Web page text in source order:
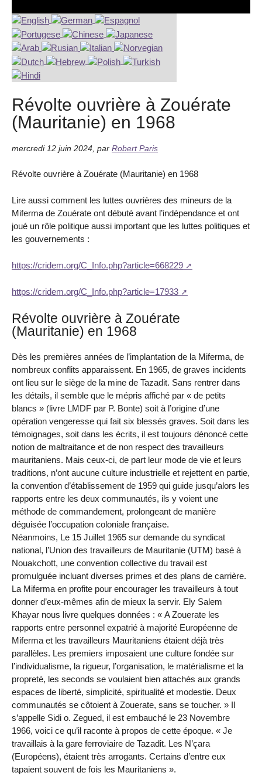
Révolte ouvrière à Zouérate
(Mauritanie) en 1968
mercredi 12 juin 2024 par Robert Paris
Révolte ouvrière à Zouérate (Mauritanie) en 1968
Lire aussi comment les luttes ouvrières des mineurs de la
Miferma de Zouérate ont débuté avant l’indépendance et ont
joué un rôle politique aussi important que les luttes politiques et
les gouvernements :
https://cridem.org/C_Info.php?article=668229
https://cridem.org/C_Info.php?article=17933
Révolte ouvrière à Zouérate
(Mauritanie) en 1968
Dès les premières années de l’implantation de la Miferma, de
nombreux conflits apparaissent. En 1965, de graves incidents
ont lieu sur le siège de la mine de Tazadit. Sans rentrer dans
les détails, il semble que le mépris affiché par « de petits
blancs » (livre LMDF par P. Bonte) soit à l’origine d’une
opération vengeresse qui fait six blessés graves. Soit dans les
témoignages, soit dans les écrits, il est toujours dénoncé cette
notion de maltraitance et de non respect des travailleurs
mauritaniens. Mais ceux-ci, de part leur mode de vie et leurs
traditions, n’ont aucune culture industrielle et rejettent en partie,
la convention d’établissement de 1959 qui guide jusqu’alors les
rapports entre les deux communautés, ils y voient une
méthode de commandement, prolongeant de manière
déguisée l’occupation coloniale française.
Néanmoins, Le 15 Juillet 1965 sur demande du syndicat
national, l’Union des travailleurs de Mauritanie (UTM) basé à
Nouakchott, une convention collective du travail est
promulguée incluant diverses primes et des plans de carrière.
La Miferma en profite pour encourager les travailleurs à tout
donner d’eux-mêmes afin de mieux la servir. Ely Salem
Khayar nous livre quelques données : « A Zouerate les
rapports entre personnel expatrié à majorité Européenne de
Miferma et les travailleurs Mauritaniens étaient déjà très
parallèles. Les premiers imposaient une culture fondée sur
l’individualisme, la rigueur, l’organisation, le matérialisme et la
propreté, les seconds se voulaient bien attachés aux grands
espaces de liberté, simplicité, spiritualité et modestie. Deux
communautés se côtoient à Zouerate, sans se toucher. » Il
s’appelle Sidi o. Zegued, il est embauché le 23 Novembre
1966, voici ce qu’il raconte à propos de cette époque. « Je
travaillais à la gare ferroviaire de Tazadit. Les N’çara
(Européens), étaient très arrogants. Certains d’entre eux
tapaient souvent de fois les Mauritaniens ».